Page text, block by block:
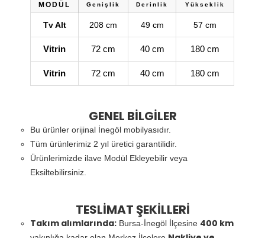
MODÜL Genişlik Derinlik Yükseklik
Tv Alt 208 cm 49 cm 57 cm
Vitrin 72 cm 40 cm 180 cm
Vitrin 72 cm 40 cm 180 cm
GENEL BİLGİLER
Bu ürünler orijinal İnegöl mobilyasıdır.
Tüm ürünlerimiz 2 yıl üretici garantilidir.
Ürünlerimizde ilave Modül Ekleyebilir veya
Eksiltebilirsiniz.
TESLİMAT ŞEKİLLERİ
Takım alımlarında: Bursa-İnegöl İlçesine 400 km